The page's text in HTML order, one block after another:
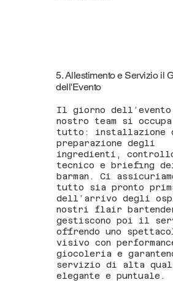
5. Allestimento e Servizio il
dell'Evento
Il giorno
nostro team si
tutto: installazione
preparazione degli
ingredienti,
tecnico e briefing
barman. Ci
tutto sia pronto
dell’arrivo degli
nostri flair
gestiscono poi il
offrendo uno
visivo con
giocoleria e
servizio di alta
elegante e puntuale.